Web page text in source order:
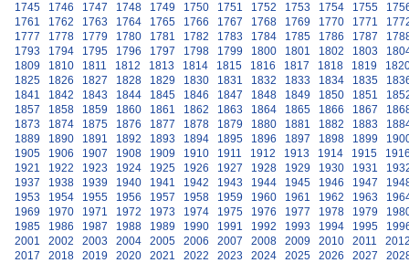
1745
1746 1747 1748 1749 1750 1751 1752 1753 1754 1755
1761
1762 1763 1764 1765 1766 1767 1768 1769 1770 1771
1777
1778 1779 1780 1781 1782 1783 1784 1785 1786 1787
1793
1794 1795 1796 1797 1798 1799 1800 1801 1802 1803
1809
1810 1811 1812 1813 1814 1815 1816 1817 1818 1819
1825
1826 1827 1828 1829 1830 1831 1832 1833 1834 1835
1841
1842 1843 1844 1845 1846 1847 1848 1849 1850 1851
1857
1858 1859 1860 1861 1862 1863 1864 1865 1866 1867
1873
1874 1875 1876 1877 1878 1879 1880 1881 1882 1883
1889
1890 1891 1892 1893 1894 1895 1896 1897 1898 1899
1905
1906 1907 1908 1909 1910 1911 1912 1913 1914 1915
1921
1922 1923 1924 1925 1926 1927 1928 1929 1930 1931
1937
1938 1939 1940 1941 1942 1943 1944 1945 1946 1947
1953
1954 1955 1956 1957 1958 1959 1960 1961 1962 1963
1969
1970 1971 1972 1973 1974 1975 1976 1977 1978 1979
1985
1986 1987 1988 1989 1990 1991 1992 1993 1994 1995
2001
2002 2003 2004 2005 2006 2007 2008 2009 2010 2011
2017
2018 2019 2020 2021 2022 2023 2024 2025 2026 2027